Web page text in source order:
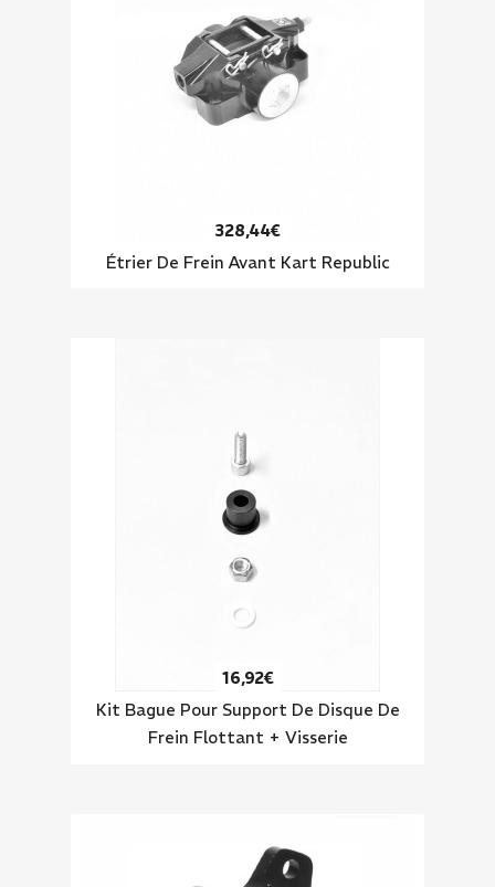
328,44€
Étrier De Frein Avant Kart Republic
16,92€
Kit Bague Pour Support De Disque De
Frein Flottant + Visserie